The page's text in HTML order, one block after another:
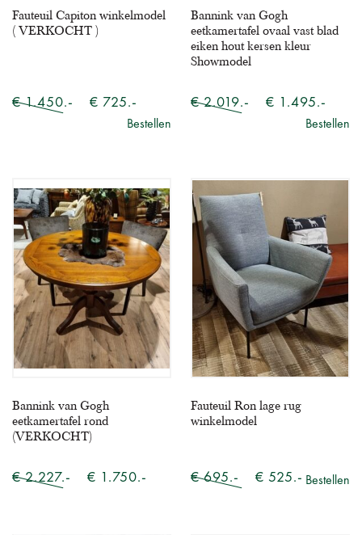
Fauteuil Capiton winkelmodel
( VERKOCHT )
€ 1.450.- € 725.-
Bestellen
Bannink van Gogh
eetkamertafel ovaal vast blad
eiken hout kersen kleur
Showmodel
€ 2.019.- € 1.495.-
Bestellen
Bannink van Gogh
eetkamertafel rond
(VERKOCHT)
€ 2.227.- € 1.750.-
Fauteuil Ron lage rug
winkelmodel
€ 695.- € 525.- Bestellen